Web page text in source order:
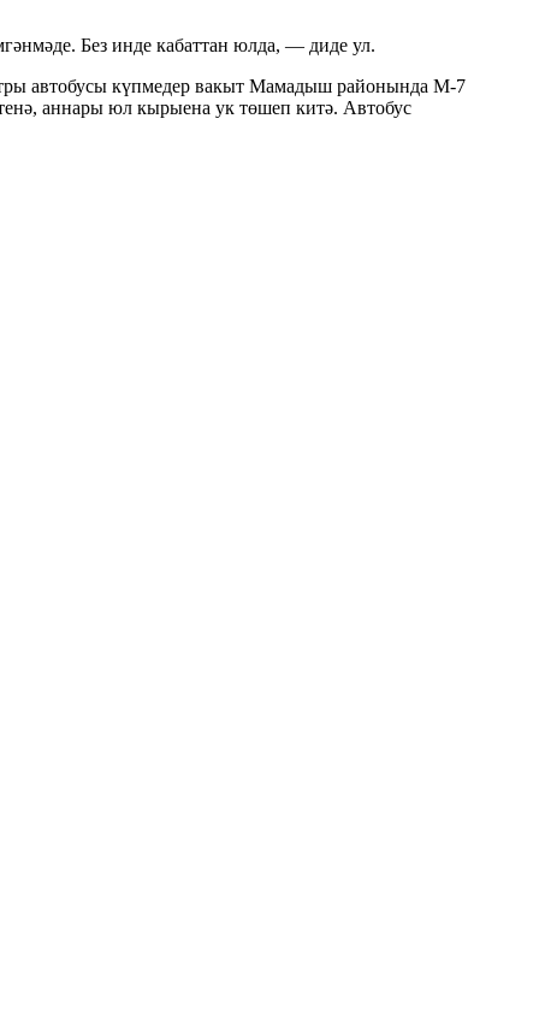
Без инде кабаттан юлда, — диде ул.
автобусы күпмедер вакыт Мамадыш районында М-7
аннары юл кырыена ук төшеп китә. Автобус